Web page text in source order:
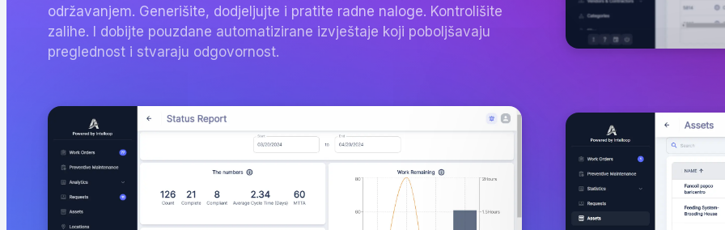
održavanjem. Generišite, dodjeljujte i pratite radne naloge. Kontrolišite
zalihe. I dobijte pouzdane automatizirane izvještaje koji poboljšavaju
preglednost i stvaraju odgovornost.